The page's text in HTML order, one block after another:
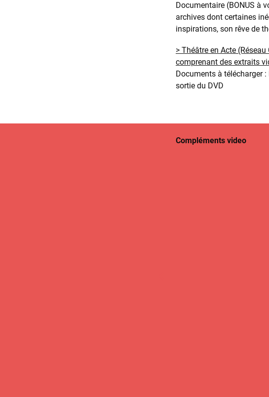
Documentaire (BONUS à
archives dont certaines
inspirations, son rêve de
> Théâtre en Acte
comprenant des extraits
Documents à télécharger
sortie du DVD
Compléments video